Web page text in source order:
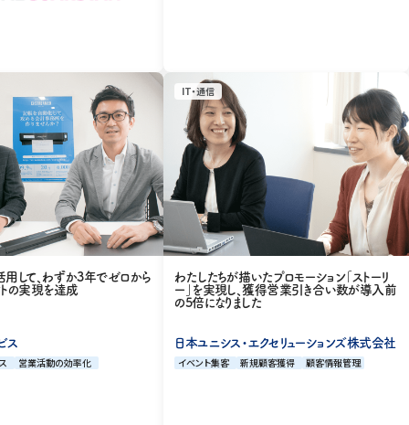
用して、わずか3年でゼロから
の実現を達成
ス
営業活動の効率化
IT・通信
わたしたちが描いたプロモーション「ストーリ
ー」を実現し、獲得営業引き合い数が導入前
の5倍になりました
日本ユニシス・エクセリューションズ株式会社
イベント集客 新規顧客獲得 顧客情報管理